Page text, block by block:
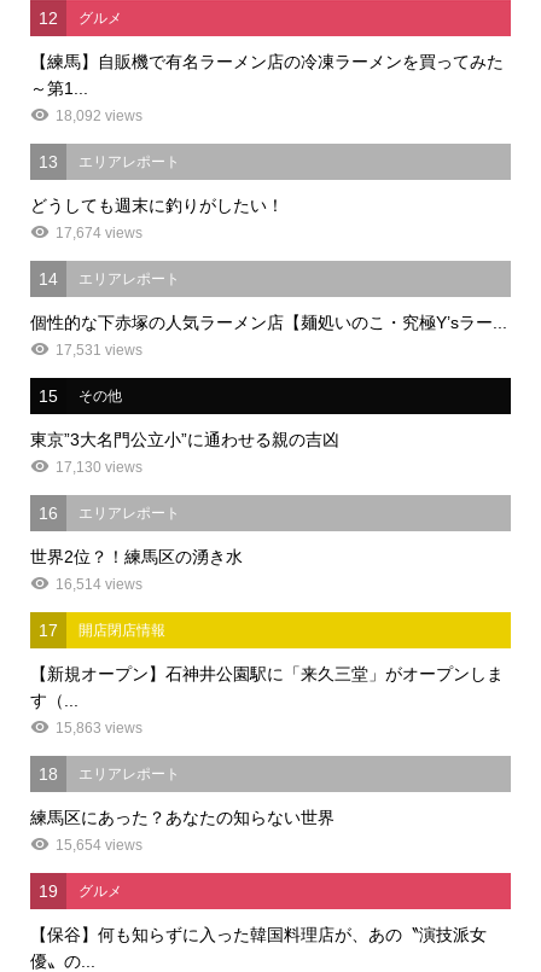
12 グルメ
【練馬】自販機で有名ラーメン店の冷凍ラーメンを買ってみた
～第1...
18,092 views
13 エリアレポート
どうしても週末に釣りがしたい！
17,674 views
14 エリアレポート
個性的な下赤塚の人気ラーメン店【麺処いのこ・究極Y’sラー...
17,531 views
15 その他
東京”3大名門公立小”に通わせる親の吉凶
17,130 views
16 エリアレポート
世界2位？！練馬区の湧き水
16,514 views
17 開店閉店情報
【新規オープン】石神井公園駅に「来久三堂」がオープンしま
す（...
15,863 views
18 エリアレポート
練馬区にあった？あなたの知らない世界
15,654 views
19 グルメ
【保谷】何も知らずに入った韓国料理店が、あの〝演技派女
優〟の...